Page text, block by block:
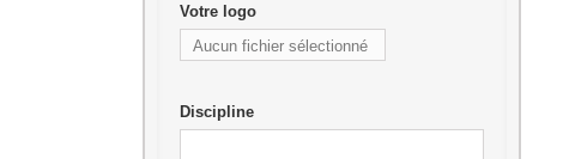
Votre logo
Aucun fichier sélectionné
Discipline